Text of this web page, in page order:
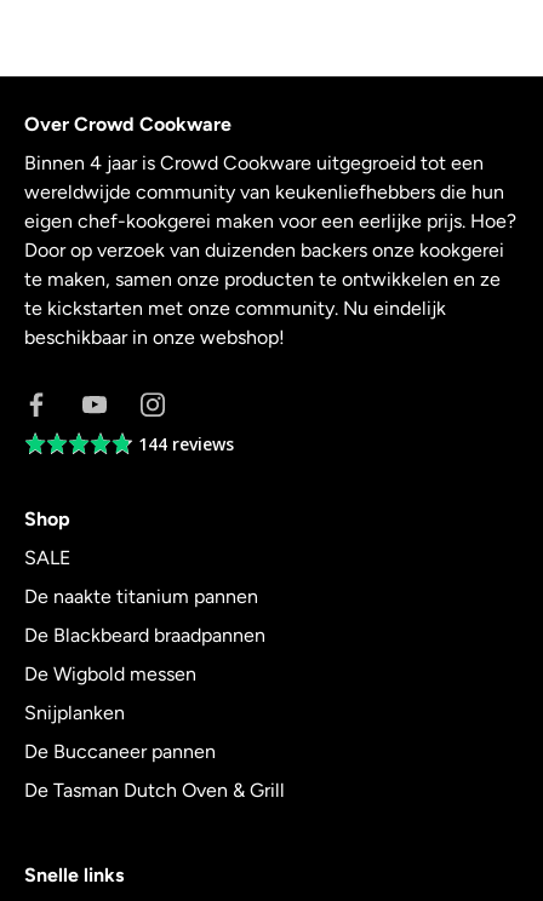
Over Crowd Cookware
Binnen 4 jaar is Crowd Cookware uitgegroeid tot een
wereldwijde community van keukenliefhebbers die hun
eigen chef-kookgerei maken voor een eerlijke prijs. Hoe?
Door op verzoek van duizenden backers onze kookgerei
te maken, samen onze producten te ontwikkelen en ze
te kickstarten met onze community. Nu eindelijk
beschikbaar in onze webshop!
Average144 reviews
Shop
SALE
De naakte titanium pannen
De Blackbeard braadpannen
De Wigbold messen
Snijplanken
De Buccaneer pannen
De Tasman Dutch Oven & Grill
Snelle links